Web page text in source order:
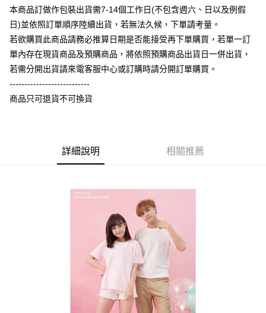
1.分期款項不併入電信帳單，「大哥付你分期」於每月結算日後寄送繳費提
2.透過簡訊連結打開帳單後，可選擇「超商條碼／台灣大直營門市／銀行轉
帳／街口支付／iPASS MONEY」等通路繳費。
【注意事項】
1.本服務係由「台灣大哥大股份有限公司」（以下簡稱本公司）所提供，讓
2.基於同意付款使用「大哥付你分期」之契約關係目的，商店將以您的個人
【「AFTEE先享後付」結帳流程】
１．於結帳方式選擇「AFTEE先享後付」後，將跳轉至「AFTEE先享後付」
２．訂單成立數日內，您將收到繳費通知簡訊。
３．收到繳費通知簡訊後14天內，點擊此簡訊中的連結，可透過四大超商／
ATM／網路銀行／等多元方式進行付款，方視為交易完成。
※ 請注意：結帳手續完成當下不需立刻繳費，但若您需要取消訂單，請聯絡
購買商品的店家。未經商家同意取消之訂單仍視為有效，需透過AFTEE先享
後付繳納相關費用。
２．關於個人資料處理事宜，請瀏覽以下網址：
３．未成年的使用者請事先徵得法定代理人或監護人之同意方可使用
「AFTEE先享後付」，若未經同意申辦者引起之損失，本公司不負相關責
４．使用「AFTEE先享後付」時，將依據個別帳號之用戶狀況，依本公司即
時審查核予不同之上限額度；若仍有額度不足之情形，本公司將視審查結果
請求用戶進行身份認證。
５．嚴禁一人註冊多個帳號或使用他人資訊註冊。若發現惡意使用之情形，
恩沛科技股份有限公司將有權停止該用戶之使用額度並採取法律行動。
每筆NT$65，滿NT$899(含以上)免運費
付款後全家取貨
7-11付款取貨
每筆NT$65，滿NT$899(含以上)免運費
每筆NT$65，滿NT$899(含以上)免運費
本商品訂做作包裝出貨需7-14個工作日(不包含週六、日以及例假
日)並依照訂單順序陸續出貨，若無法久候，下單請考量。
若欲購買此商品請務必推算日期是否能接受再下單購買，若單一訂
單內存在現貨商品及預購商品，將依照預購商品出貨日一併出貨，
若需分開出貨請來電客服中心或訂購時請分開訂單購買。
---------------------------
商品只可退貨不可換貨
詳細說明 相關推薦